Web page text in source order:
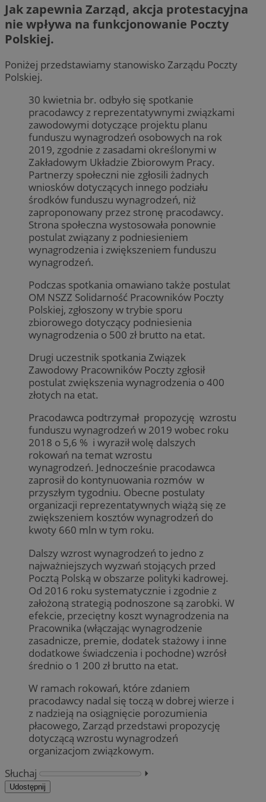
Jak zapewnia Zarząd, akcja protestacyjna
nie wpływa na funkcjonowanie Poczty
Polskiej.
Poniżej przedstawiamy stanowisko Zarządu Poczty
Polskiej.
30 kwietnia br. odbyło się spotkanie
pracodawcy z reprezentatywnymi związkami
zawodowymi dotyczące projektu planu
funduszu wynagrodzeń osobowych na rok
2019, zgodnie z zasadami określonymi w
Zakładowym Układzie Zbiorowym Pracy.
Partnerzy społeczni nie zgłosili żadnych
wniosków dotyczących innego podziału
środków funduszu wynagrodzeń, niż
zaproponowany przez stronę pracodawcy.
Strona społeczna wystosowała ponownie
postulat związany z podniesieniem
wynagrodzenia i zwiększeniem funduszu
wynagrodzeń.
Podczas spotkania omawiano także postulat
OM NSZZ Solidarność Pracowników Poczty
Polskiej, zgłoszony w trybie sporu
zbiorowego dotyczący podniesienia
wynagrodzenia o 500 zł brutto na etat.
Drugi uczestnik spotkania Związek
Zawodowy Pracowników Poczty zgłosił
postulat zwiększenia wynagrodzenia o 400
złotych na etat.
Pracodawca podtrzymał propozycję wzrostu
funduszu wynagrodzeń w 2019 wobec roku
2018 o 5,6 % i wyraził wolę dalszych
rokowań na temat wzrostu
wynagrodzeń. Jednocześnie pracodawca
zaprosił do kontynuowania rozmów w
przyszłym tygodniu. Obecne postulaty
organizacji reprezentatywnych wiążą się ze
zwiększeniem kosztów wynagrodzeń do
kwoty 660 mln w tym roku.
Dalszy wzrost wynagrodzeń to jedno z
najważniejszych wyzwań stojących przed
Pocztą Polską w obszarze polityki kadrowej.
Od 2016 roku systematycznie i zgodnie z
założoną strategią podnoszone są zarobki. W
efekcie, przeciętny koszt wynagrodzenia na
Pracownika (włączając wynagrodzenie
zasadnicze, premie, dodatek stażowy i inne
dodatkowe świadczenia i pochodne) wzrósł
średnio o 1 200 zł brutto na etat.
W ramach rokowań, które zdaniem
pracodawcy nadal się toczą w dobrej wierze i
z nadzieją na osiągnięcie porozumienia
płacowego, Zarząd przedstawi propozycję
dotyczącą wzrostu wynagrodzeń
organizacjom związkowym.
Słuchaj
⏵︎
Udostępnij